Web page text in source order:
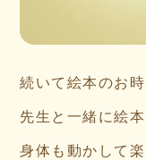
続いて絵本のお時
先生と一緒に絵
身体も動かして